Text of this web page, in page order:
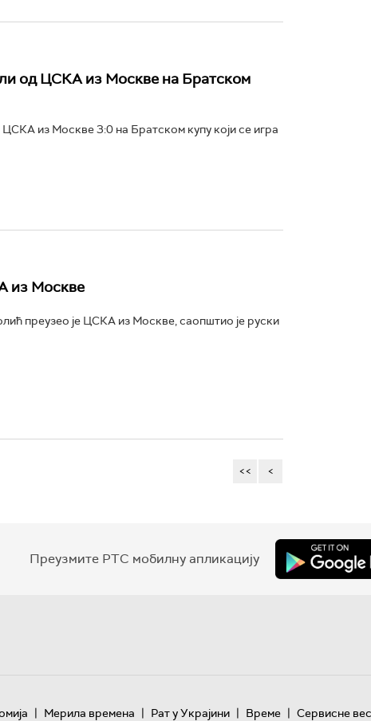
од ЦСКА из Москве на Братском
из Москве 3:0 на Братском купу који се игра
из Москве
преузео је ЦСКА из Москве, саопштио је руски
<< <
Преузмите РТС мобилну апликацију
| Мерила времена | Рат у Украјини | Време | Сервисне